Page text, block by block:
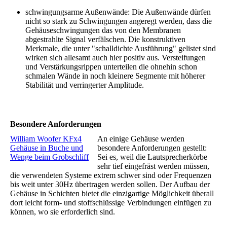
schwingungsarme Außenwände: Die Außenwände dürfen
nicht so stark zu Schwingungen angeregt werden, dass die
Gehäuseschwingungen das von den Membranen
abgestrahlte Signal verfälschen. Die konstruktiven
Merkmale, die unter "schalldichte Ausführung" gelistet sind
wirken sich allesamt auch hier positiv aus. Versteifungen
und Verstärkungsrippen unterteilen die ohnehin schon
schmalen Wände in noch kleinere Segmente mit höherer
Stabilität und verringerter Amplitude.
Besondere Anforderungen
William Woofer KFx4
Gehäuse in Buche und
Wenge beim Grobschliff
An einige Gehäuse werden
besondere Anforderungen gestellt:
Sei es, weil die Lautsprecherkörbe
sehr tief eingefräst werden müssen,
die verwendeten Systeme extrem schwer sind oder Frequenzen
bis weit unter 30Hz übertragen werden sollen. Der Aufbau der
Gehäuse in Schichten bietet die einzigartige Möglichkeit überall
dort leicht form- und stoffschlüssige Verbindungen einfügen zu
können, wo sie erforderlich sind.